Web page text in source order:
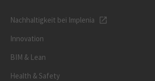
Nachhaltigkeit bei Implenia
Innovation
BIM & Lean
Health & Safety